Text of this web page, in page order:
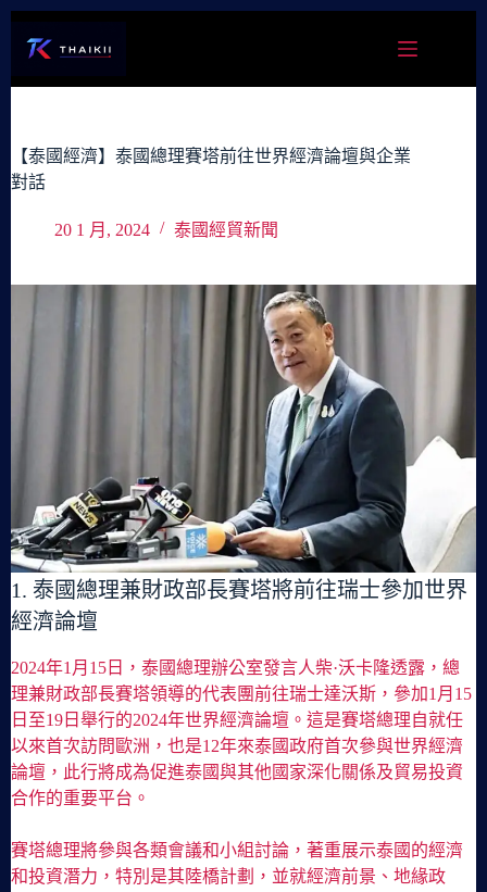
容
【泰國經濟】泰國總理賽塔前往世界經濟論壇與企業
對話
20 1 月, 2024 泰國經貿新聞
1. 泰國總理兼財政部長賽塔將前往瑞士參加世界
經濟論壇
2024年1月15日，泰國總理辦公室發言人柴·沃卡隆透露，總
理兼財政部長賽塔領導的代表團前往瑞士達沃斯，參加1月15
日至19日舉行的2024年世界經濟論壇。這是賽塔總理自就任
以來首次訪問歐洲，也是12年來泰國政府首次參與世界經濟
論壇，此行將成為促進泰國與其他國家深化關係及貿易投資
合作的重要平台。
賽塔總理將參與各類會議和小組討論，著重展示泰國的經濟
和投資潛力，特別是其陸橋計劃，並就經濟前景、地緣政